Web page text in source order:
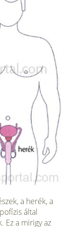
a herék, a
által
Ez a mirigy az